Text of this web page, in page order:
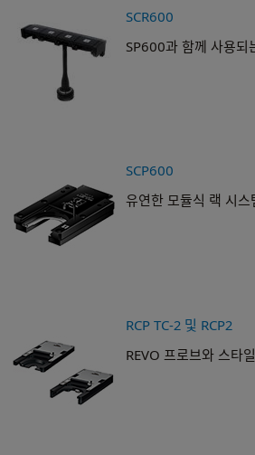
SCR600
SP600과 함께 사용되
SCP600
유연한 모듈식 랙 시스
RCP TC-2 및 RCP2
REVO 프로브와 스타